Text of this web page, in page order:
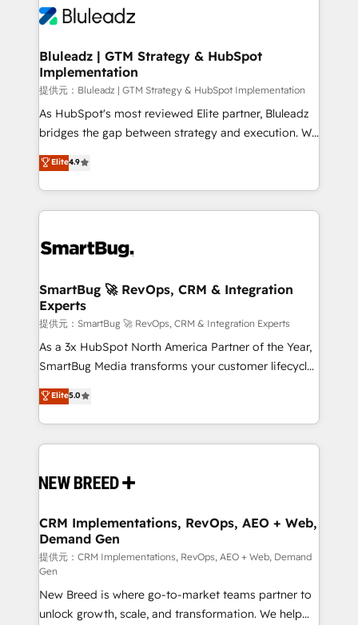
tune-ups, feature rollouts, adoption coaching. Buying
HubSpot, switching to it, or reviving a stale portal?
ィブ・エージェンシーです。事業部・グループ会社・部
を、CRMを軸とした全社共通基盤に再構築します。意
思決定者・PMO・現場担当者に並走します。 1️⃣
HubSpot導入・活用支援 顧客データの一元化から、
GTMの見える化・自動化まで。全Hub統合運用、デー
タ品質設計、グループ横断のCRM統合に対応します。
の一部をAIが自律実行する組織への移行を設計・実装。
Breeze・Claude等をHubSpotと連携させ、役割定義・
革を、構想から実装・定着までPMOとして主導。「設
の統合・浸透・変革管理を実行します。 ▸ CMS戦略設
計・構築：リード獲得・CVR・SEOを前提にした情報設
計・導線設計・テンプレート設計をContent Hubで一体
提供。 ▸ 既存CRM・MAからの移行支援：Salesforce・
Marketo・Pardot等からの移行、カスタム設計、履歴
Perplexity等のAI検索からの流入・引用を前提にコンテ
ンツとサイト構造を最適化。 🏆 なぜ100incを選ぶの
ISO9001:2015 取得 ✓ 400社以上の導入実績 ✓
HubSpot大百科 出版 CRM・AI活用に関するご相談、現
せください。
Bluleadz | GTM Strategy & HubSpot
Implementation
提供元：Bluleadz | GTM Strategy & HubSpot Implementation
As HubSpot's most reviewed Elite partner, Bluleadz
bridges the gap between strategy and execution. We
don't just "set up tools" — we install the GTM
Operating System (GTM OS) to align your leadership
and engineer a portal that drives predictable
revenue velocity. 🚀 GTM Strategy & Alignment
stalling growth. Fix your ICP, Math, and Story to stop
Scalable Architecture: Zero-technical-debt setup
across all Hubs, validated by our 7 HubSpot
Accreditations. AI-Powered RevOps: Breeze AI,
custom AI agents, and high-integrity migrations for
total reporting clarity. Security & Compliance: SOC 2
security. 🏆 Why Bluleadz? GTM OS Partner | 16+
Years Experience | 1,000+ Five-Star Reviews
Elite4.9
SmartBug 🚀 RevOps, CRM & Integration
Experts
提供元：SmartBug 🚀 RevOps, CRM & Integration Experts
As a 3x HubSpot North America Partner of the Year,
SmartBug Media transforms your customer lifecycle
into a revenue engine. Our unified ecosystem
includes specialized divisions Globalia (AI &
Software) and Point Success Media (Paid Media),
making this the official home for all three brands. 🔄
and system integrations powered by Globalia’s
trainers to drive platform adoption. 📈 Revenue
Generation - Full-funnel marketing and high-
performance advertising via Point Success Media. -
Expert deployment of Breeze AI and custom agents
to automate growth. 🏆 Elite Excellence - 8 platform
accreditations and deep HIPAA-compliance
Elite5.0
CRM Implementations, RevOps, AEO + Web,
Demand Gen
提供元：CRM Implementations, RevOps, AEO + Web, Demand
Gen
New Breed is where go-to-market teams partner to
unlock growth, scale, and transformation. We help